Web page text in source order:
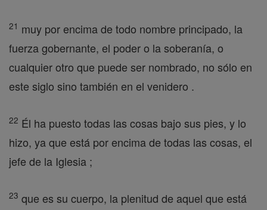
21 muy por encima de todo nombre principado, la
fuerza gobernante, el poder o la soberanía, o
cualquier otro que puede ser nombrado, no sólo en
este siglo sino también en el venidero .
22 Él ha puesto todas las cosas bajo sus pies, y lo
hizo, ya que está por encima de todas las cosas, el
jefe de la Iglesia ;
23 que es su cuerpo, la plenitud de aquel que está